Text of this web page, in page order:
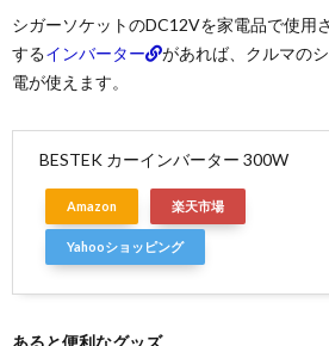
シガーソケットのDC12Vを家電品で使用
するインバーター
があれば、クルマの
電が使えます。
BESTEK カーインバーター 300W
Amazon 楽天市場
Yahooショッピング
あると便利なグッズ